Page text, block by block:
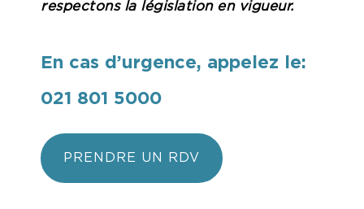
respectons la législation en vigueur.
En cas d’urgence, appelez le:
021 801 5000
PRENDRE UN RDV